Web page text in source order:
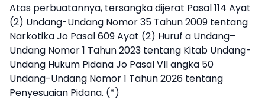
Atas perbuatannya, tersangka dijerat Pasal 114 Ayat
(2) Undang-Undang Nomor 35 Tahun 2009 tentang
Narkotika Jo Pasal 609 Ayat (2) Huruf a Undang–
Undang Nomor 1 Tahun 2023 tentang Kitab Undang-
Undang Hukum Pidana Jo Pasal VII angka 50
Undang-Undang Nomor 1 Tahun 2026 tentang
Penyesuaian Pidana. (*)